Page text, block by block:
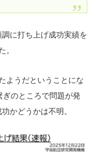
に打ち上げ成功実績を
。
ようだということにな
のところで問題が発
かどうかは不明。